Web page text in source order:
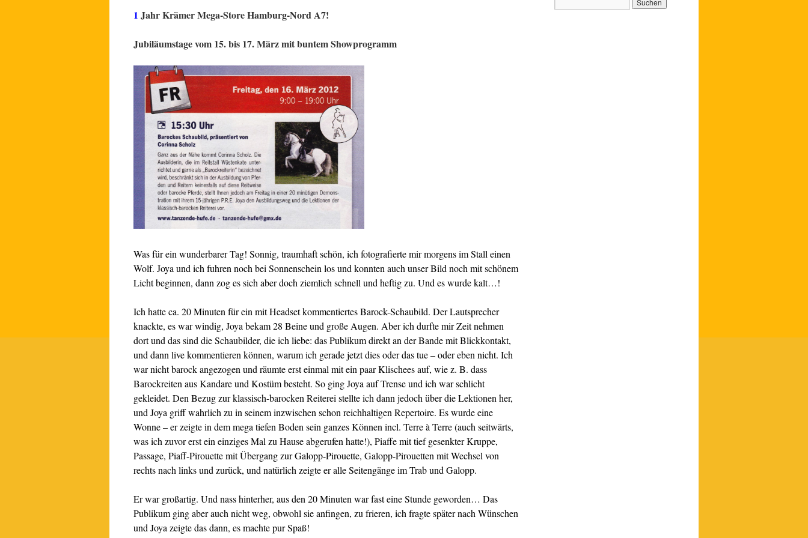
1 Jahr Krämer Mega-Store Hamburg-Nord A7!
Jubiläumstage vom 15. bis 17. März mit buntem Showprogramm
Was für ein wunderbarer Tag! Sonnig, traumhaft schön, ich fotografierte mir morgens im Stall einen
Wolf. Joya und ich fuhren noch bei Sonnenschein los und konnten auch unser Bild noch mit schönem
Licht beginnen, dann zog es sich aber doch ziemlich schnell und heftig zu. Und es wurde kalt…!
Ich hatte ca. 20 Minuten für ein mit Headset kommentiertes Barock-Schaubild. Der Lautsprecher
knackte, es war windig, Joya bekam 28 Beine und große Augen. Aber ich durfte mir Zeit nehmen
dort und das sind die Schaubilder, die ich liebe: das Publikum direkt an der Bande mit Blickkontakt,
und dann live kommentieren können, warum ich gerade jetzt dies oder das tue – oder eben nicht. Ich
war nicht barock angezogen und räumte erst einmal mit ein paar Klischees auf, wie z. B. dass
Barockreiten aus Kandare und Kostüm besteht. So ging Joya auf Trense und ich war schlicht
gekleidet. Den Bezug zur klassisch-barocken Reiterei stellte ich dann jedoch über die Lektionen her,
und Joya griff wahrlich zu in seinem inzwischen schon reichhaltigen Repertoire. Es wurde eine
Wonne – er zeigte in dem mega tiefen Boden sein ganzes Können incl. Terre à Terre (auch seitwärts,
was ich zuvor erst ein einziges Mal zu Hause abgerufen hatte!), Piaffe mit tief gesenkter Kruppe,
Passage, Piaff-Pirouette mit Übergang zur Galopp-Pirouette, Galopp-Pirouetten mit Wechsel von
rechts nach links und zurück, und natürlich zeigte er alle Seitengänge im Trab und Galopp.
Er war großartig. Und nass hinterher, aus den 20 Minuten war fast eine Stunde geworden… Das
Publikum ging aber auch nicht weg, obwohl sie anfingen, zu frieren, ich fragte später nach Wünschen
und Joya zeigte das dann, es machte pur Spaß!